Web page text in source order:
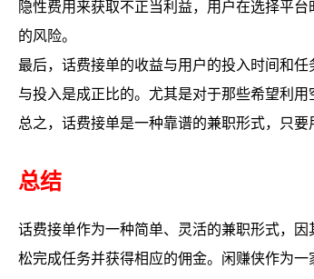
隐性费用来获取不正当利益，用户在选择平
的风险。
最后，话费接单的收益与用户的投入时间和
与投入是成正比的。尤其是对于那些希望利
总之，话费接单是一种靠谱的兼职形式，只
总结
话费接单作为一种简单、灵活的兼职形式，
松完成任务并获得相应的佣金。闲赚侠作为